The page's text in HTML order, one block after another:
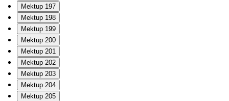
Mektup 197
Mektup 198
Mektup 199
Mektup 200
Mektup 201
Mektup 202
Mektup 203
Mektup 204
Mektup 205